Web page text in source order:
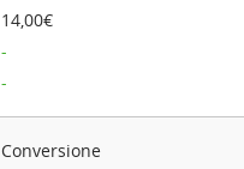
14,00€
-
-
Conversione